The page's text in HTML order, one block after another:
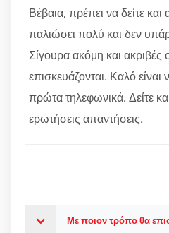
Βέβαια, πρέπει να δείτε
παλιώσει πολύ και δεν
Σίγουρα ακόμη και ακριβές
επισκευάζονται. Καλό
πρώτα τηλεφωνικά. Δείτε
ερωτήσεις απαντήσεις.
Με ποιον τρόπο θα